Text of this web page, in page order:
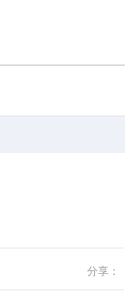
分享：